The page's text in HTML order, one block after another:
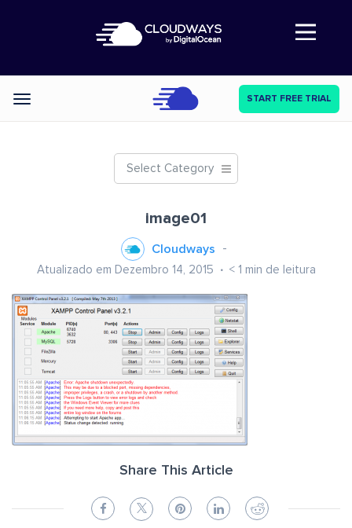
Abre a navegação
Categories START FREE TRIAL
Select Category
image01
Cloudways
Atualizado em Dezembro 14, 2015 < 1 min de leitura
Share This Article